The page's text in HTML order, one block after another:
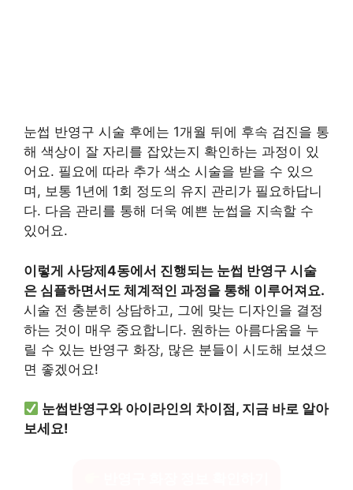
눈썹 반영구 시술 후에는 1개월 뒤에 후속 검진을 통
해 색상이 잘 자리를 잡았는지 확인하는 과정이 있
어요. 필요에 따라 추가 색소 시술을 받을 수 있으
며, 보통 1년에 1회 정도의 유지 관리가 필요하답니
다. 다음 관리를 통해 더욱 예쁜 눈썹을 지속할 수
있어요.
이렇게 사당제4동에서 진행되는 눈썹 반영구 시술
은 심플하면서도 체계적인 과정을 통해 이루어져요.
시술 전 충분히 상담하고, 그에 맞는 디자인을 결정
하는 것이 매우 중요합니다. 원하는 아름다움을 누
릴 수 있는 반영구 화장, 많은 분들이 시도해 보셨으
면 좋겠어요!
눈썹반영구와 아이라인의 차이점, 지금 바로 알아
보세요!